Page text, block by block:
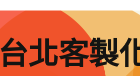
台北客製